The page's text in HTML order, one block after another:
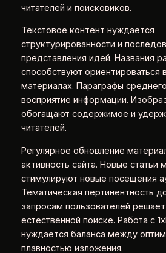
читателей и поисковиков.
Текстовое контент нуждается
структурированности и
представления идей. Названия
способствуют ориентироваться
материалах. Параграфы
восприятие информации.
обогащают содержимое и
читателей.
Регулярное обновление
активность сайта. Новые статьи
стимулируют новые посещения
Тематическая пертинентность
запросам пользователей
естественной поиске. Работа с
нуждается баланса между
плавностью изложения.